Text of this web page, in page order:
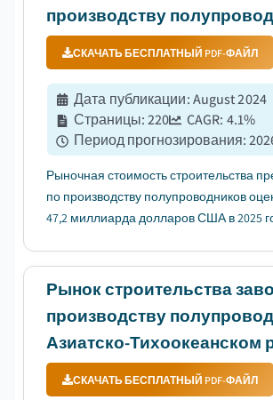
производству
СКАЧАТЬ БЕСПЛАТНЫЙ PDF-ФАЙЛ
Дата публикации:August 2024
Страницы:220 CAGR: 4.1%
Период прогнозирования:
Рыночная стоимость строительства
по производству полупроводников
47,2 миллиарда долларов США в 2025
год, что обусловлено инициативами по
и диверсификации цепо...
Рынок строительства
производству
Азиатско-Тихоокеанском
СКАЧАТЬ БЕСПЛАТНЫЙ PDF-ФАЙЛ